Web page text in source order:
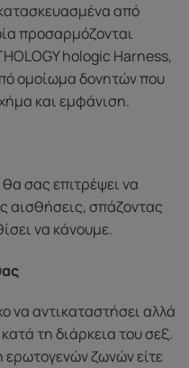
από
προσαρμόζονται
hologic Harness,
ομοίωμα δονητών που
και εμφάνιση.
σας επιτρέψει να
αισθήσεις, σπάζοντας
να κάνουμε.
να αντικαταστήσει αλλά
τη διάρκεια του σεξ.
ερωτογενών ζωνών είτε